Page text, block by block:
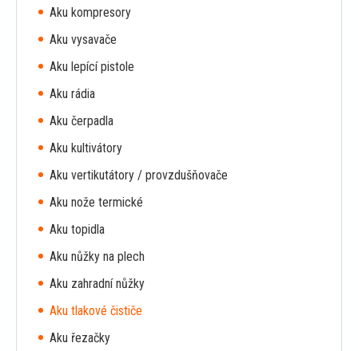
Aku kompresory
Aku vysavače
Aku lepící pistole
Aku rádia
Aku čerpadla
Aku kultivátory
Aku vertikutátory / provzdušňovače
Aku nože termické
Aku topidla
Aku nůžky na plech
Aku zahradní nůžky
Aku tlakové čističe
Aku řezačky